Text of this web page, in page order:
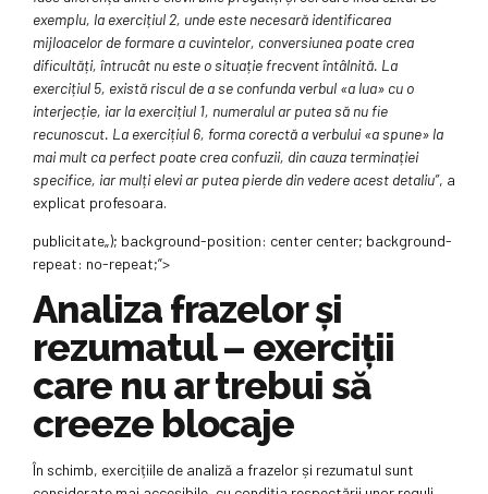
exemplu, la exercițiul 2, unde este necesară identificarea
mijloacelor de formare a cuvintelor, conversiunea poate crea
dificultăți, întrucât nu este o situație frecvent întâlnită. La
exercițiul 5, există riscul de a se confunda verbul «a lua» cu o
interjecție, iar la exercițiul 1, numeralul ar putea să nu fie
recunoscut. La exercițiul 6, forma corectă a verbului «a spune» la
mai mult ca perfect poate crea confuzii, din cauza terminației
specifice, iar mulți elevi ar putea pierde din vedere acest detaliu”, a
explicat profesoara.
publicitate„); background-position: center center; background-
repeat: no-repeat;”>
Analiza frazelor și
rezumatul – exerciții
care nu ar trebui să
creeze blocaje
În schimb, exercițiile de analiză a frazelor și rezumatul sunt